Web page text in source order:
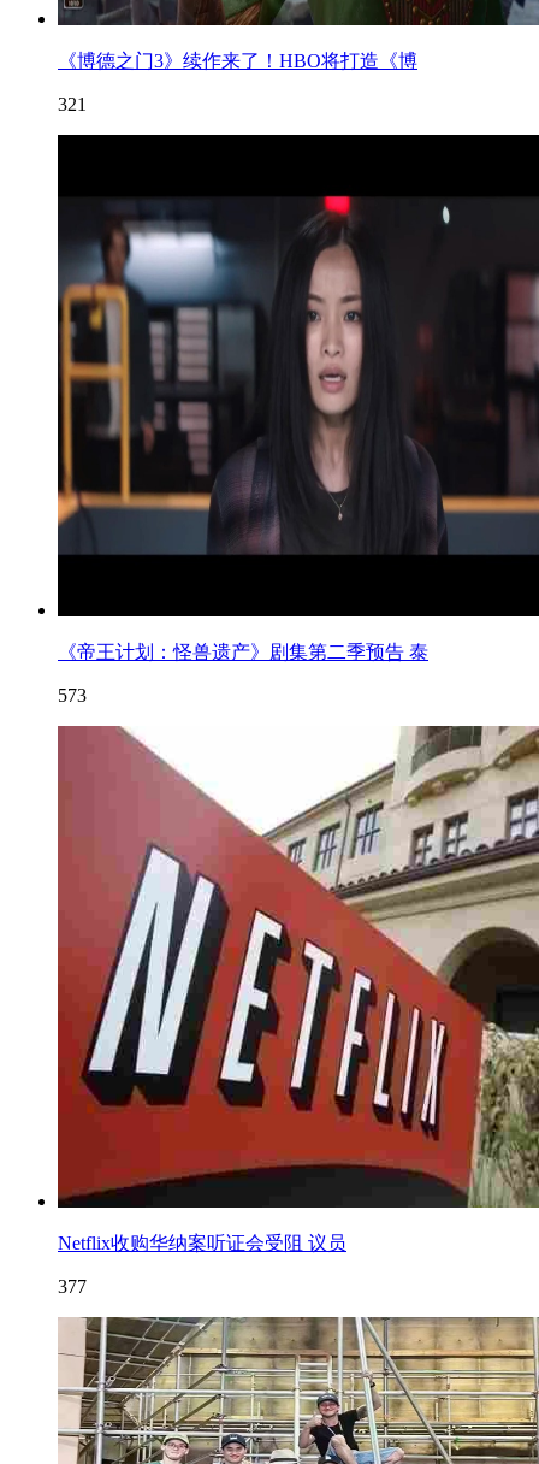
《博德之门3》续作来了！HBO将打造《博
321
《帝王计划：怪兽遗产》剧集第二季预告 泰
573
Netflix收购华纳案听证会受阻 议员
377